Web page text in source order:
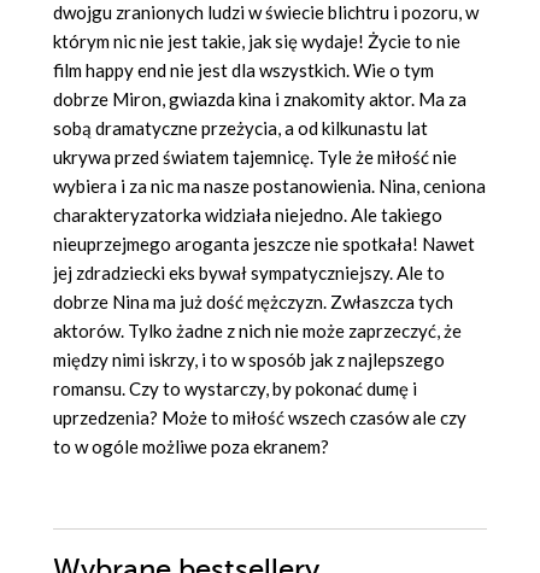
dwojgu zranionych ludzi w świecie blichtru i pozoru, w
którym nic nie jest takie, jak się wydaje! Życie to nie
film happy end nie jest dla wszystkich. Wie o tym
dobrze Miron, gwiazda kina i znakomity aktor. Ma za
sobą dramatyczne przeżycia, a od kilkunastu lat
ukrywa przed światem tajemnicę. Tyle że miłość nie
wybiera i za nic ma nasze postanowienia. Nina, ceniona
charakteryzatorka widziała niejedno. Ale takiego
nieuprzejmego aroganta jeszcze nie spotkała! Nawet
jej zdradziecki eks bywał sympatyczniejszy. Ale to
dobrze Nina ma już dość mężczyzn. Zwłaszcza tych
aktorów. Tylko żadne z nich nie może zaprzeczyć, że
między nimi iskrzy, i to w sposób jak z najlepszego
romansu. Czy to wystarczy, by pokonać dumę i
uprzedzenia? Może to miłość wszech czasów ale czy
to w ogóle możliwe poza ekranem?